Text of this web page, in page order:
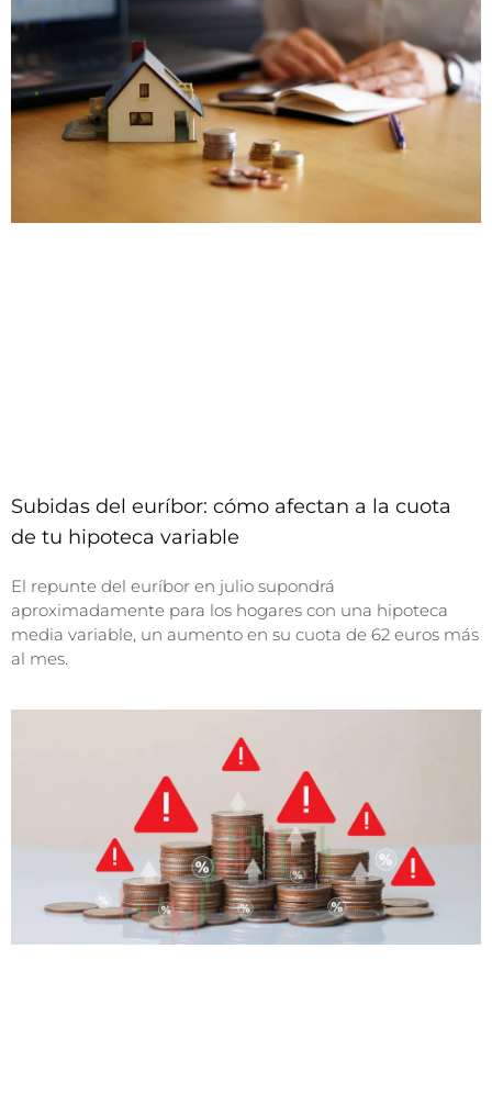
Subidas del euríbor: cómo afectan a la cuota
de tu hipoteca variable
El repunte del euríbor en julio supondrá
aproximadamente para los hogares con una hipoteca
media variable, un aumento en su cuota de 62 euros más
al mes.